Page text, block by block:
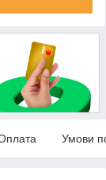
Умови